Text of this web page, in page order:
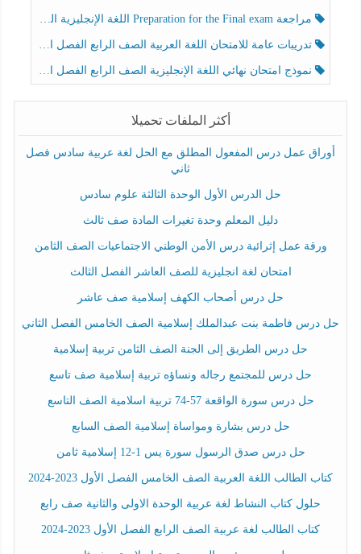
مراجعة Preparation for the Final exam اللغة الإنجليزية الصف الرابع الفصل الثالث
تدريبات عامة للامتحان اللغة العربية الصف الرابع الفصل الثالث
نموذج امتحان نهائي اللغة الإنجليزية الصف الرابع الفصل الثالث
أكثر الملفات تحميلا
أوراق عمل درس المفعول المطلق مع الحل لغة عربية سادس فصل
ثاني
حل الدرس الأول الوحدة الثالثة علوم سادس
دليل المعلم وحدة تغيرات المادة صف ثالث
ورقة عمل إثرائية درس الأمن الوطني الاجتماعيات الصف الثامن
امتحان لغة انجليزية للصف العاشر الفصل الثالث
حل درس أصحاب الكهف إسلامية صف عاشر
حل درس فاطمة بنت عبدالملك إسلامية الصف الخامس الفصل الثاني
حل درس الطريق إلى الجنة الصف الثامن تربية إسلامية
حل درس للمجتمع رجاله ونساؤه تربية إسلامية صف تاسع
حل درس سورة الواقعة 57-74 تربية اسلامية الصف التاسع
حل درس بشارة ومواساة إسلامية الصف السابع
حل درس صدق الرسول سورة يس 1-12 إسلامية ثامن
كتاب الطالب اللغة العربية الصف الخامس الفصل الأول 2023-2024
حلول كتاب النشاط لغة عربية الوحدة الاولى والثانية صف رابع
كتاب الطالب لغة عربية الصف الرابع الفصل الأول 2023-2024